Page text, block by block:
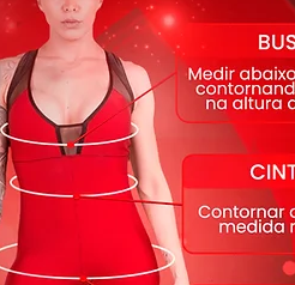
P, M e G